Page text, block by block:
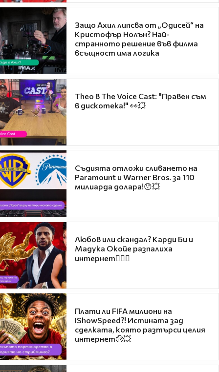
Защо Ахил липсва от „Одисей“ на
Кристофър Нолън? Най-
странното решение във филма
всъщност има логика
Theo в The Voice Cast: "Правен съм
в дискотека!" 👀💥
Съдията отложи сливането на
Paramount и Warner Bros. за 110
милиарда долара!😯💥
Любов или скандал? Карди Би и
Мадука Окойе разпалиха
интернет❤️‍🔥🔥
Плати ли FIFA милиони на
IShowSpeed?! Истината зад
сделката, която разтърси целия
интернет🤑💥